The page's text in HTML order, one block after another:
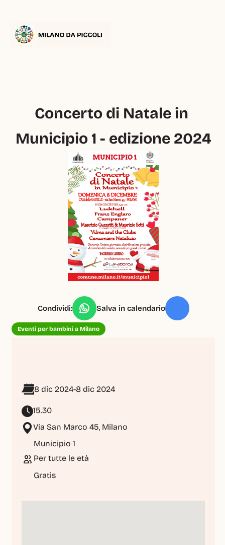
Concerto di Natale in
Municipio 1 - edizione 2024
Condividi: Salva in calendario
Eventi per bambini a Milano
8 dic 2024-8 dic 2024
15.30
Via San Marco 45, Milano
Municipio 1
Per tutte le età
Gratis